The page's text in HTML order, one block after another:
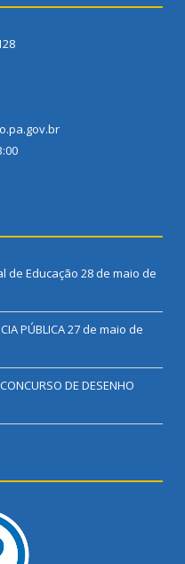
de Educação 28 de maio de
PÚBLICA27 de maio de
DE DESENHO